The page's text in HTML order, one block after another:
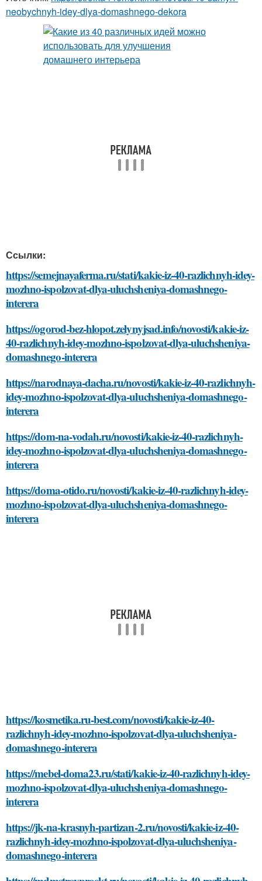
neobychnyh-idey-dlya-domashnego-dekora
Ссылки:
https://semejnayaferma.ru/stati/kakie-iz-40-razlichnyh-idey-
mozhno-ispolzovat-dlya-uluchsheniya-domashnego-
interera
https://ogorod-bez-hlopot.zelynyjsad.info/novosti/kakie-iz-
40-razlichnyh-idey-mozhno-ispolzovat-dlya-uluchsheniya-
domashnego-interera
https://narodnaya-dacha.ru/novosti/kakie-iz-40-razlichnyh-
idey-mozhno-ispolzovat-dlya-uluchsheniya-domashnego-
interera
https://dom-na-vodah.ru/novosti/kakie-iz-40-razlichnyh-
idey-mozhno-ispolzovat-dlya-uluchsheniya-domashnego-
interera
https://doma-otido.ru/novosti/kakie-iz-40-razlichnyh-idey-
mozhno-ispolzovat-dlya-uluchsheniya-domashnego-
interera
https://kosmetika.ru-best.com/novosti/kakie-iz-40-
razlichnyh-idey-mozhno-ispolzovat-dlya-uluchsheniya-
domashnego-interera
https://mebel-doma23.ru/stati/kakie-iz-40-razlichnyh-idey-
mozhno-ispolzovat-dlya-uluchsheniya-domashnego-
interera
https://jk-na-krasnyh-partizan-2.ru/novosti/kakie-iz-40-
razlichnyh-idey-mozhno-ispolzovat-dlya-uluchsheniya-
domashnego-interera